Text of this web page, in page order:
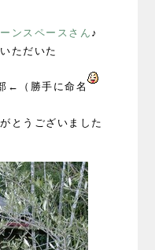
ンスペースさん♪
ただいた
←（勝手に命名
とうございました